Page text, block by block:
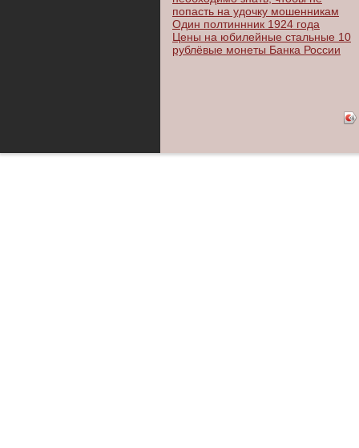
попасть на удочку мошенникам
Один полтиннник 1924 года
Цены на юбилейные стальные 10
рублёвые монеты Банка России